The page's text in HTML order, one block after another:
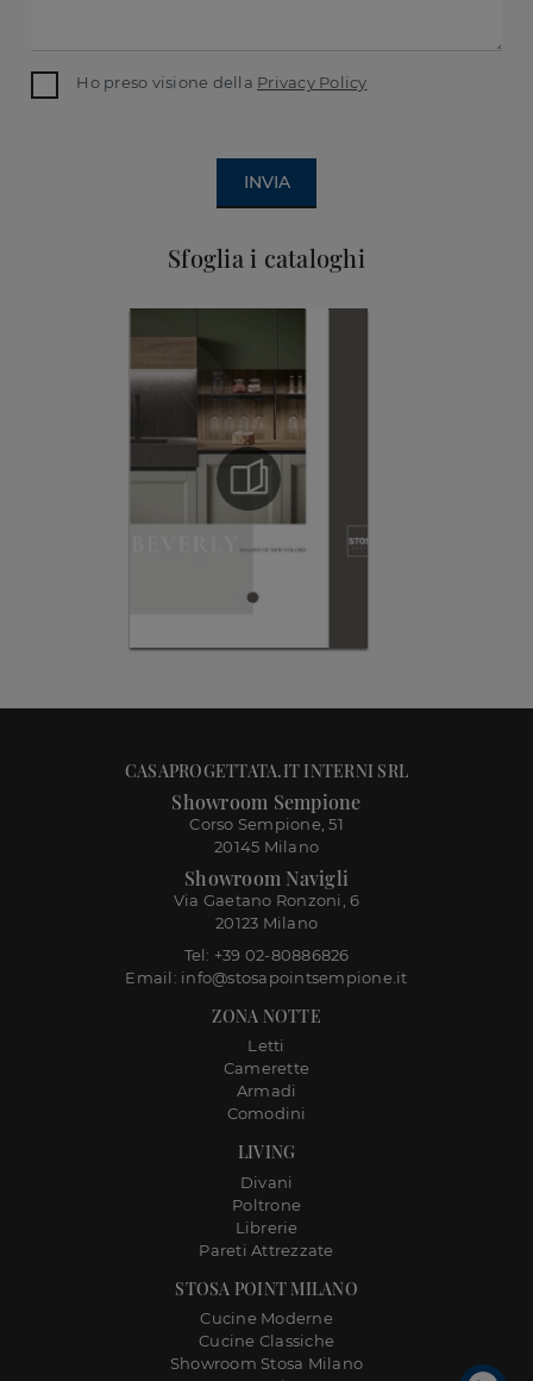
Sfoglia i cataloghi
Ho preso visione della Privacy Policy
INVIA
STOSA POINT MILANO
Cucine Moderne
Cucine Classiche
Showroom Stosa Milano
LIVING
Divani
Poltrone
Librerie
Pareti Attrezzate
ZONA NOTTE
Letti
Camerette
Armadi
Comodini
CASAPROGETTATA.IT INTERNI SRL
Showroom Sempione
Corso Sempione, 51
20145 Milano
Showroom Navigli
Via Gaetano Ronzoni, 6
20123 Milano
Tel: +39 02-80886826
Email: info@stosapointsempione.it